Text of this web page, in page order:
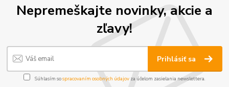
Nepremeškajte novinky, akcie a
zľavy!
Prihlásiť sa
Súhlasím sospracovaním osobných údajov za účelom zasielania newslettera.